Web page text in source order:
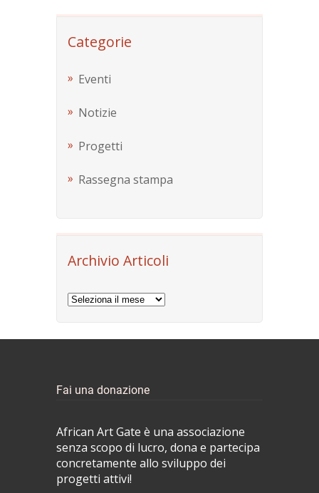
Categorie
Eventi
Notizie
Progetti
Rassegna stampa
Archivio Articoli
Archivio
Fai una donazione
African Art Gate è una associazione
senza scopo di lucro, dona e partecipa
concretamente allo sviluppo dei
progetti attivi!